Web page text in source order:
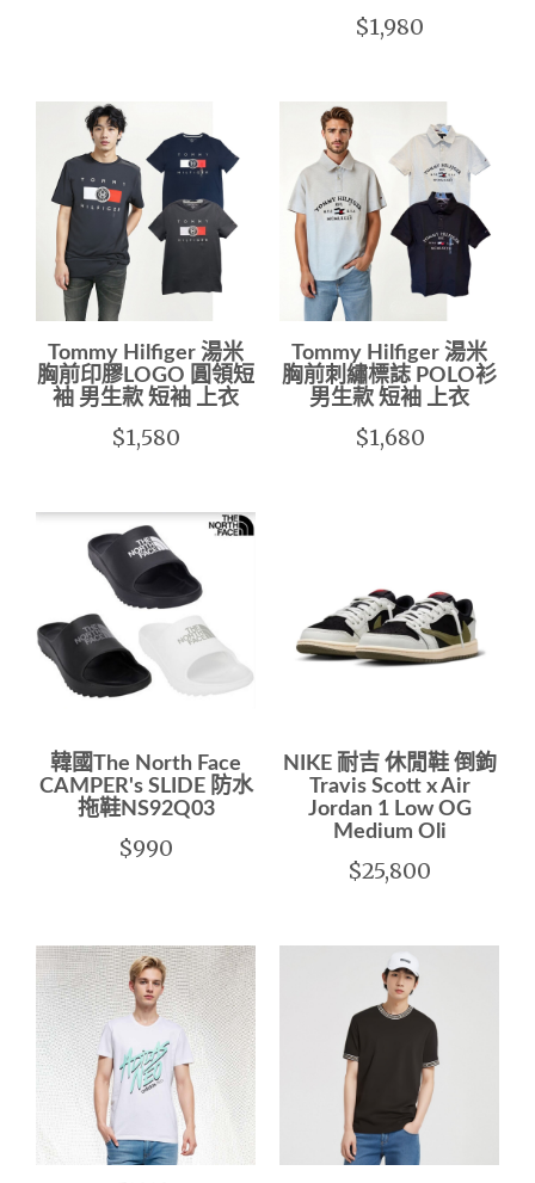
$1,980
Tommy Hilfiger 湯米
胸前印膠LOGO 圓領短
袖 男生款 短袖 上衣
$1,580
Tommy Hilfiger 湯米
胸前刺繡標誌 POLO衫
男生款 短袖 上衣
$1,680
韓國The North Face
CAMPER's SLIDE 防水
拖鞋NS92Q03
$990
NIKE 耐吉 休閒鞋 倒鉤
Travis Scott x Air
Jordan 1 Low OG
Medium Oli
$25,800